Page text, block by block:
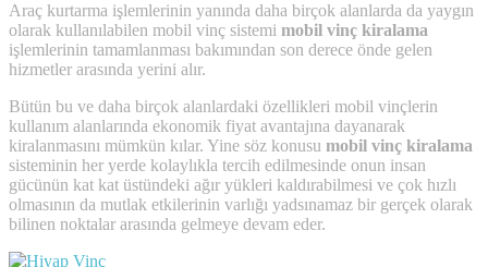
Araç kurtarma işlemlerinin yanında daha birçok alanlarda da yaygın
olarak kullanılabilen mobil vinç sistemi mobil vinç kiralama
işlemlerinin tamamlanması bakımından son derece önde gelen
hizmetler arasında yerini alır.
Bütün bu ve daha birçok alanlardaki özellikleri mobil vinçlerin
kullanım alanlarında ekonomik fiyat avantajına dayanarak
kiralanmasını mümkün kılar. Yine söz konusu mobil vinç kiralama
sisteminin her yerde kolaylıkla tercih edilmesinde onun insan
gücünün kat kat üstündeki ağır yükleri kaldırabilmesi ve çok hızlı
olmasının da mutlak etkilerinin varlığı yadsınamaz bir gerçek olarak
bilinen noktalar arasında gelmeye devam eder.